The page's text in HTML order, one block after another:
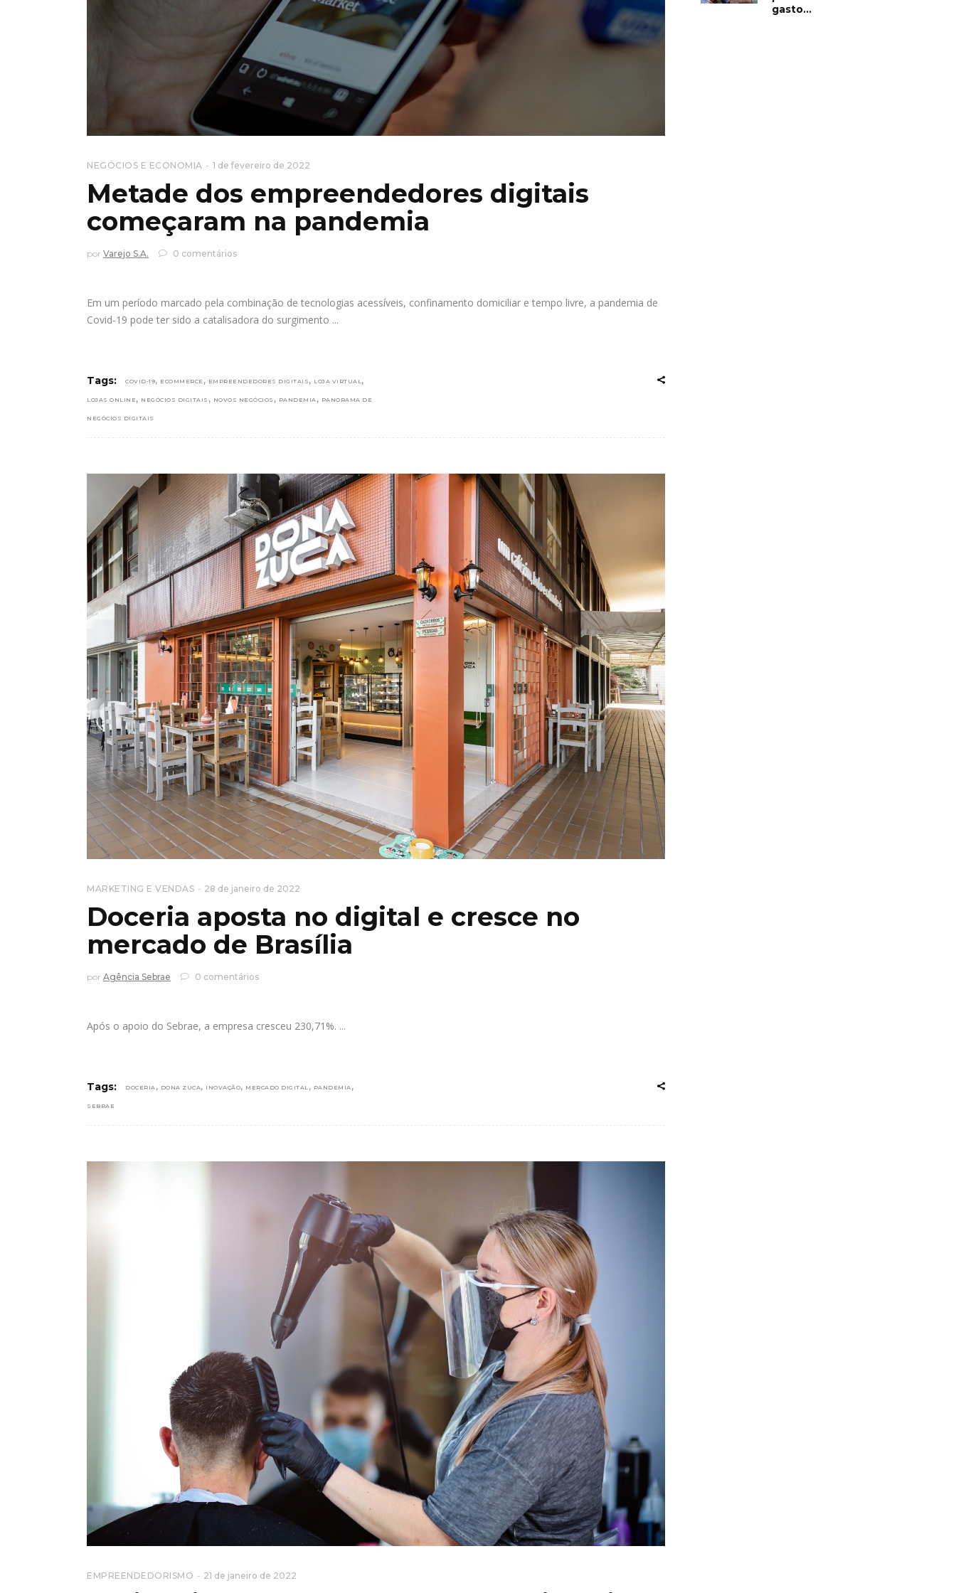
NEGÓCIOS E ECONOMIA 1 de fevereiro de 2022
Metade dos empreendedores digitais
começaram na pandemia
por Varejo S.A. 0 comentários
Em um período marcado pela combinação de tecnologias acessíveis, confinamento domiciliar e tempo livre, a pandemia de
Covid-19 pode ter sido a catalisadora do surgimento
Tags: COVID-19, ECOMMERCE , EMPREENDEDORES DIGITAIS , LOJA VIRTUAL,
LOJAS ONLINE , NEGÓCIOS DIGITAIS , NOVOS NEGÓCIOS , PANDEMIA , PANORAMA DE
NEGÓCIOS DIGITAIS
MARKETING E VENDAS 28 de janeiro de 2022
Doceria aposta no digital e cresce no
mercado de Brasília
por Agência Sebrae 0 comentários
Após o apoio do Sebrae, a empresa cresceu 230,71%.
Tags: DOCERIA , DONA ZUCA , INOVAÇÃO, MERCADO DIGITAL , PANDEMIA ,
SEBRAE
EMPREENDEDORISMO 21 de janeiro de 2022
gasto...